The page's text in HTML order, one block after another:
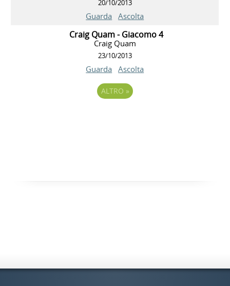
20/10/2013
Guarda Ascolta
Craig Quam - Giacomo 4
Craig Quam
23/10/2013
Guarda Ascolta
ALTRO »